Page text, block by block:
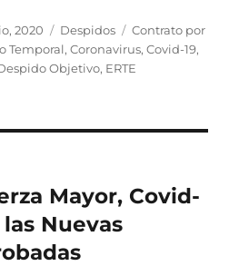
2020 Categorías
Despidos Etiquetas
Contrato por
Temporal,Coronavirus,Covid-19,
Objetivo, ERTE
Mayor, Covid-
Nuevas